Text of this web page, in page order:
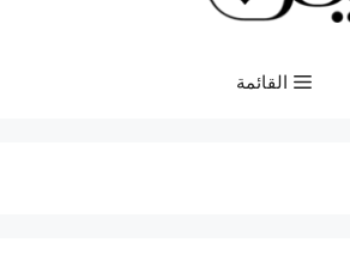
القائمة